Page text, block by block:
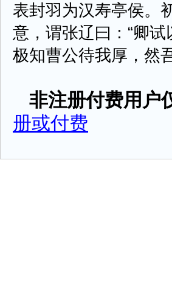
表封羽为汉寿亭侯。
意，谓张辽曰：“卿
极知曹公待我厚，然
非注册付费用户
册或付费